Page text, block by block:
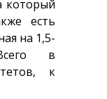
который
есть
на 1,5-
в
к